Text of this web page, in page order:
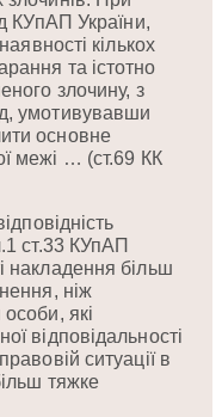
КУпАП України,
кількох
та істотно
злочину, з
умотивувавши
основне
межі … (ст.69 КК
ст.33 КУпАП
накладення більш
ніж
які
відповідальності
ситуації в
тяжке